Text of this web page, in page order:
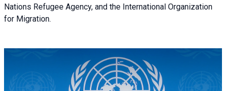
Nations Refugee Agency, and the International Organization
for Migration.